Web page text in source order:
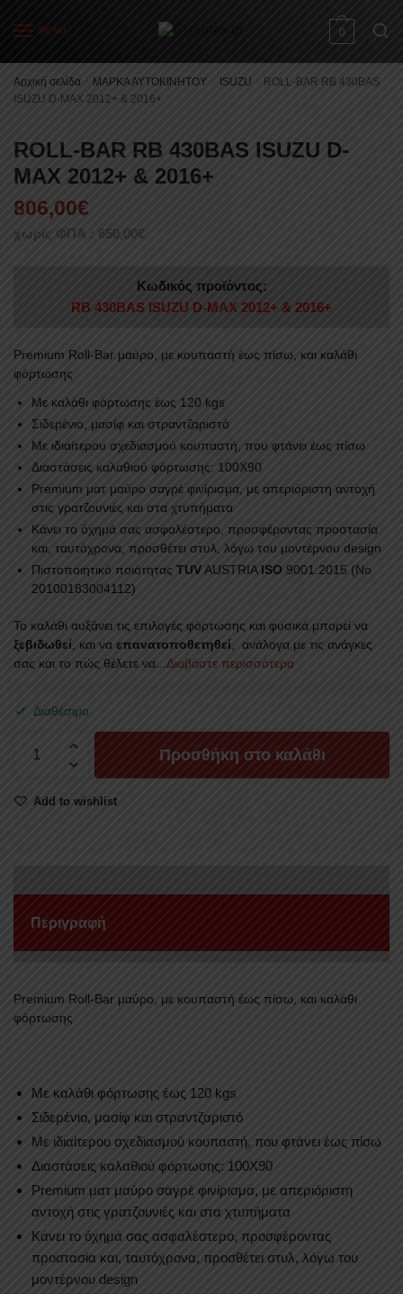
MENU 0
Αρχική σελίδα ΜΑΡΚΑ ΑΥΤΟΚΙΝΗΤΟΥ ISUZU
ROLL-BAR RB 430BAS
ISUZU D-MAX 2012+ & 2016+
ROLL-BAR RB 430BAS ISUZU D-
MAX 2012+ & 2016+
806,00€
χωρίς ΦΠΑ : 650,00€
Κωδικός προϊόντος:
RB 430BAS ISUZU D-MAX 2012+ & 2016+
Premium Roll-Bar μαύρο, με κουπαστή έως πίσω, και καλάθι
φόρτωσης
Με καλάθι φόρτωσης έως 120 kgs
Σιδερένιο, μασίφ και στραντζαριστό
Με ιδιαίτερου σχεδιασμού κουπαστή, που φτάνει έως πίσω
Διαστάσεις καλαθιού φόρτωσης: 100Χ90
Premium ματ μαύρο σαγρέ φινίρισμα, με απεριόριστη αντοχή
στις γρατζουνιές και στα χτυπήματα
Κάνει το όχημά σας ασφαλέστερο, προσφέροντας προστασία
και, ταυτόχρονα, προσθέτει στυλ, λόγω του μοντέρνου design
Πιστοποιητικό ποιότητας TUVAUSTRIA ISO 9001:2015 (No
20100183004112)
Το καλάθι αυξάνει τις επιλογές φόρτωσης και φυσικά μπορεί να
ξεβιδωθεί , και να επανατοποθετηθεί , ανάλογα με τις ανάγκες
σας και το πώς θέλετε να ...Διαβάστε περισσότερα
Διαθέσιμο
BAR
430BAS
2012+
Προσθήκη στο καλάθι
Add to wishlist
Περιγραφή
Premium Roll-Bar μαύρο, με κουπαστή έως πίσω, και καλάθι
φόρτωσης
Με καλάθι φόρτωσης έως 120 kgs
Σιδερένιο, μασίφ και στραντζαριστό
Με ιδιαίτερου σχεδιασμού κουπαστή, που φτάνει έως πίσω
Διαστάσεις καλαθιού φόρτωσης: 100Χ90
Premium ματ μαύρο σαγρέ φινίρισμα, με απεριόριστη
αντοχή στις γρατζουνιές και στα χτυπήματα
Κάνει το όχημά σας ασφαλέστερο, προσφέροντας
προστασία και, ταυτόχρονα, προσθέτει στυλ, λόγω του
μοντέρνου design